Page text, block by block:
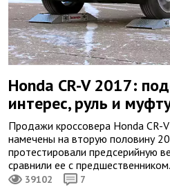
Honda CR-V 2017:
интерес, руль и
Продажи кроссовера Honda CR-
намечены на вторую половину
протестировали предсерийную
сравнили ее с предшественником.
39102 7